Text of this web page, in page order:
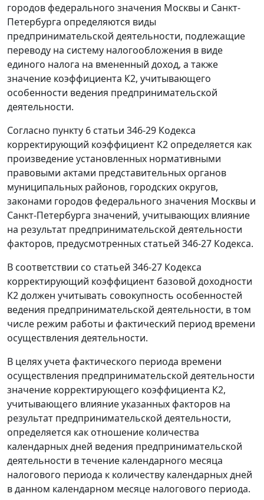
городов федерального значения Москвы и Санкт-
Петербурга определяются виды
предпринимательской деятельности, подлежащие
переводу на систему налогообложения в виде
единого налога на вмененный доход, а также
значение коэффициента К2, учитывающего
особенности ведения предпринимательской
деятельности.
Согласно пункту 6 статьи 346-29 Кодекса
корректирующий коэффициент К2 определяется как
произведение установленных нормативными
правовыми актами представительных органов
муниципальных районов, городских округов,
законами городов федерального значения Москвы и
Санкт-Петербурга значений, учитывающих влияние
на результат предпринимательской деятельности
факторов, предусмотренных статьей 346-27 Кодекса.
В соответствии со статьей 346-27 Кодекса
корректирующий коэффициент базовой доходности
К2 должен учитывать совокупность особенностей
ведения предпринимательской деятельности, в том
числе режим работы и фактический период времени
осуществления деятельности.
В целях учета фактического периода времени
осуществления предпринимательской деятельности
значение корректирующего коэффициента К2,
учитывающего влияние указанных факторов на
результат предпринимательской деятельности,
определяется как отношение количества
календарных дней ведения предпринимательской
деятельности в течение календарного месяца
налогового периода к количеству календарных дней
в данном календарном месяце налогового периода.